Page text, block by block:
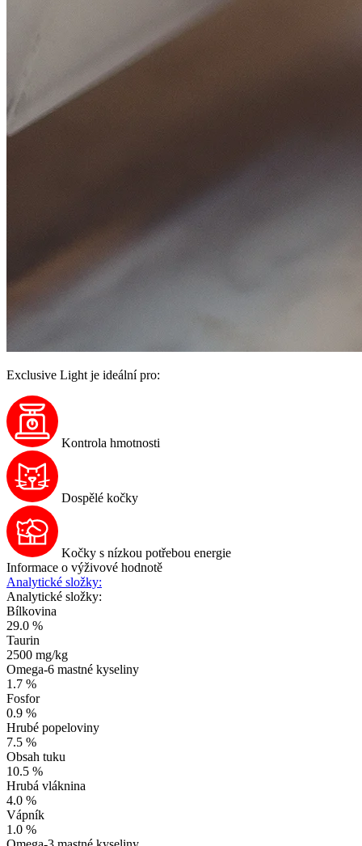
Exclusive Light je ideální pro:
Kontrola hmotnosti
Dospělé kočky
Kočky s nízkou potřebou energie
Informace o výživové hodnotě
Analytické složky:
Analytické složky:
Bílkovina
29.0 %
Taurin
2500 mg/kg
Omega-6 mastné kyseliny
1.7 %
Fosfor
0.9 %
Hrubé popeloviny
7.5 %
Obsah tuku
10.5 %
Hrubá vláknina
4.0 %
Vápník
1.0 %